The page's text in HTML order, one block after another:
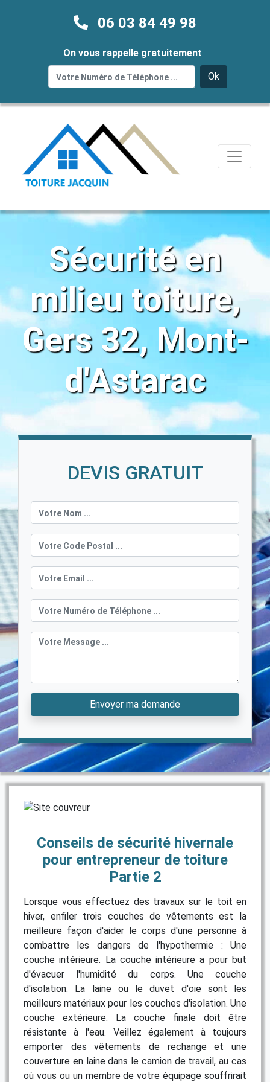
06 03 84 49 98
On vous rappelle gratuitement
Ok
Sécurité en
milieu toiture,
Gers 32, Mont-
d'Astarac
DEVIS GRATUIT
Envoyer ma demande
Conseils de sécurité hivernale
pour entrepreneur de toiture
Partie 2
Lorsque vous effectuez des travaux sur le toit en
hiver, enfiler trois couches de vêtements est la
meilleure façon d'aider le corps d'une personne à
combattre les dangers de l'hypothermie : Une
couche intérieure. La couche intérieure a pour but
d'évacuer l'humidité du corps. Une couche
d'isolation. La laine ou le duvet d'oie sont les
meilleurs matériaux pour les couches d'isolation. Une
couche extérieure. La couche finale doit être
résistante à l'eau. Veillez également à toujours
emporter des vêtements de rechange et une
couverture en laine dans le camion de travail, au cas
où vous ou un membre de votre équipage souffrirait